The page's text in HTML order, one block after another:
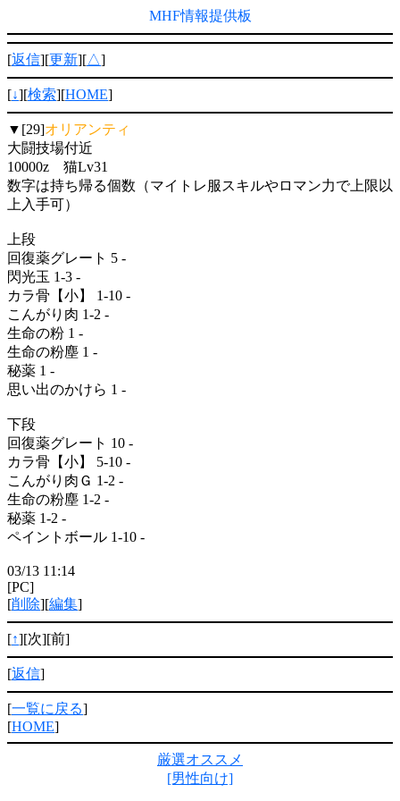
MHF情報提供板
[返信][更新][△]
[↓][検索][HOME]
▼[29]オリアンティ
大闘技場付近
10000z 猫Lv31
数字は持ち帰る個数（マイトレ服スキルやロマン力で上限以
上入手可）
上段
回復薬グレート 5 -
閃光玉 1-3 -
カラ骨【小】 1-10 -
こんがり肉 1-2 -
生命の粉 1 -
生命の粉塵 1 -
秘薬 1 -
思い出のかけら 1 -
下段
回復薬グレート 10 -
カラ骨【小】 5-10 -
こんがり肉Ｇ 1-2 -
生命の粉塵 1-2 -
秘薬 1-2 -
ペイントボール 1-10 -
03/13 11:14
[PC]
[削除][編集]
[↑][次][前]
[返信]
[一覧に戻る]
[HOME]
厳選オススメ
[男性向け]